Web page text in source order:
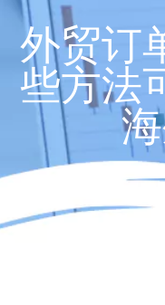
外贸订
些方法